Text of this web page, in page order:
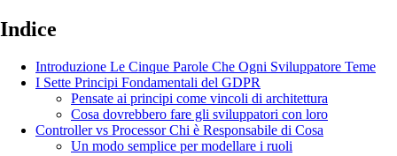
Indice
Introduzione Le Cinque Parole Che Ogni Sviluppatore Teme
I Sette Principi Fondamentali del GDPR
Pensate ai principi come vincoli di architettura
Cosa dovrebbero fare gli sviluppatori con loro
Controller vs Processor Chi è Responsabile di Cosa
Un modo semplice per modellare i ruoli